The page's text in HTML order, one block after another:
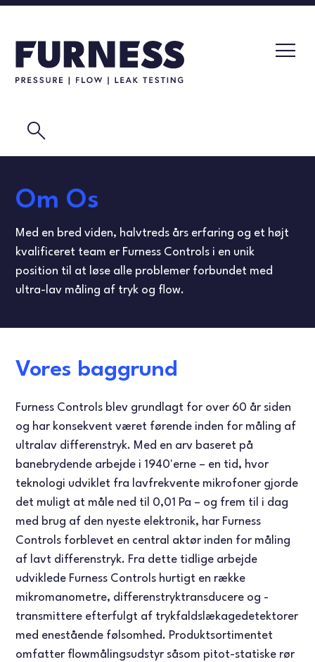
LÆKAGETEST-UDSTYR
TRYKGIVERE
FLOWKOMPONENTER
KALIBRERING
ENGLISH
FRENCH
SPANISH
search
Om Os
Med en bred viden, halvtreds års erfaring og et højt
kvalificeret team er Furness Controls i en unik
position til at løse alle problemer forbundet med
ultra-lav måling af tryk og flow.
Vores baggrund
Furness Controls blev grundlagt for over 60 år siden
og har konsekvent været førende inden for måling af
ultralav differenstryk. Med en arv baseret på
banebrydende arbejde i 1940'erne – en tid, hvor
teknologi udviklet fra lavfrekvente mikrofoner gjorde
det muligt at måle ned til 0,01 Pa – og frem til i dag
med brug af den nyeste elektronik, har Furness
Controls forblevet en central aktør inden for måling
af lavt differenstryk. Fra dette tidlige arbejde
udviklede Furness Controls hurtigt en række
mikromanometre, differenstryktransducere og -
transmittere efterfulgt af trykfaldslækagedetektorer
med enestående følsomhed. Produktsortimentet
omfatter flowmålingsudstyr såsom pitot-statiske rør